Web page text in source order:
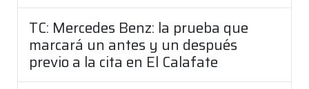
TC: Mercedes Benz: la prueba que
marcará un antes y un después
previo a la cita en El Calafate